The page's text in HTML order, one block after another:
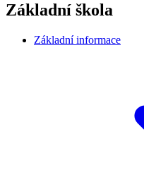
Základní škola
Základní informace